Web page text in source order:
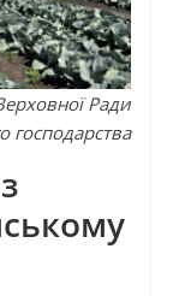
Ради
господарства